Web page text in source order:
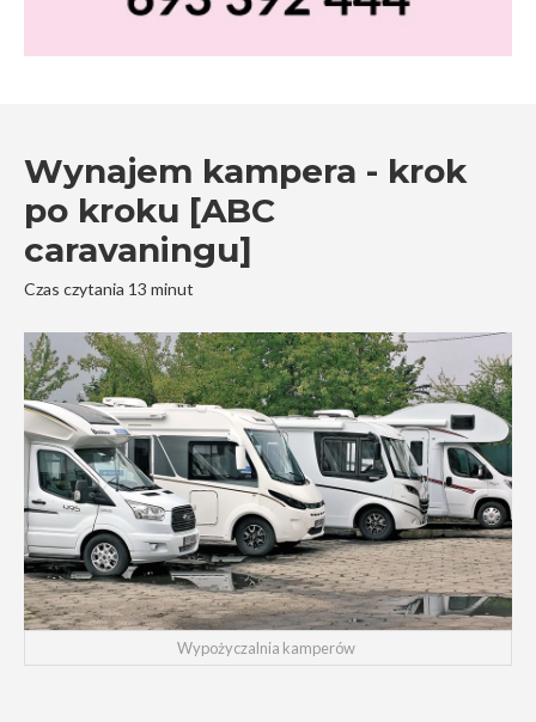
Wynajem kampera - krok
po kroku [ABC
caravaningu]
Czas czytania 13 minut
Wypożyczalnia kamperów